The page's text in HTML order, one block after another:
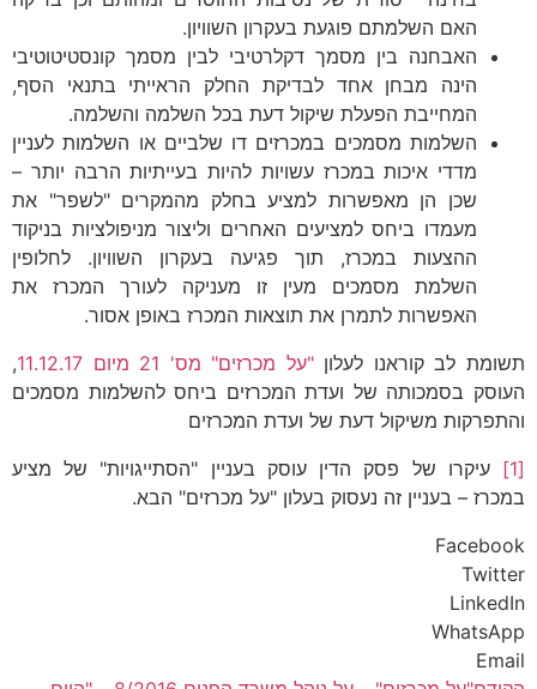
האם השלמתם פוגעת בעקרון השוויון.
האבחנה בין מסמך דקלרטיבי לבין מסמך קונסטיטוטיבי
הינה מבחן אחד לבדיקת החלק הראייתי בתנאי הסף,
המחייבת הפעלת שיקול דעת בכל השלמה והשלמה.
השלמות מסמכים במכרזים דו שלביים או השלמות לעניין
מדדי איכות במכרז עשויות להיות בעייתיות הרבה יותר –
שכן הן מאפשרות למציע בחלק מהמקרים "לשפר" את
מעמדו ביחס למציעים האחרים וליצור מניפולציות בניקוד
ההצעות במכרז, תוך פגיעה בעקרון השוויון. לחלופין
השלמת מסמכים מעין זו מעניקה לעורך המכרז את
האפשרות לתמרן את תוצאות המכרז באופן אסור.
תשומת לב קוראנו לעלון"על מכרזים" מס' 21 מיום 11.12.17
,
העוסק בסמכותה של ועדת המכרזים ביחס להשלמות מסמכים
והתפרקות משיקול דעת של ועדת המכרזים
[1]
עיקרו של פסק הדין עוסק בעניין "הסתייגויות" של מציע
במכרז – בעניין זה נעסוק בעלון "על מכרזים" הבא.
Facebook
Twitter
LinkedIn
WhatsApp
Email